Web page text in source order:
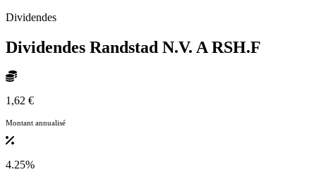
Dividendes
Dividendes Randstad N.V. A RSH.F
1,62 €
Montant annualisé
4.25%